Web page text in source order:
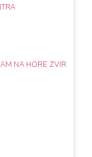
NA HORE ZVIR